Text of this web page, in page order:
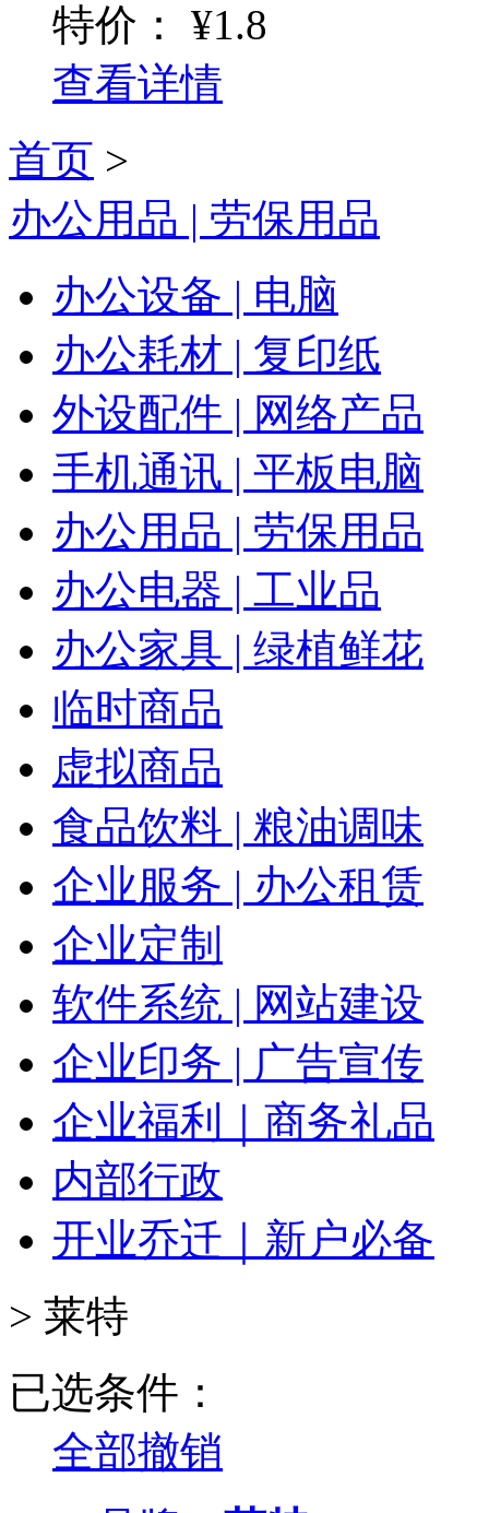
特价：
¥1.8
查看详情
首页 >
办公用品 | 劳保用品
办公设备 | 电脑
办公耗材 | 复印纸
外设配件 | 网络产品
手机通讯 | 平板电脑
办公用品 | 劳保用品
办公电器 | 工业品
办公家具 | 绿植鲜花
临时商品
虚拟商品
食品饮料 | 粮油调味
企业服务 | 办公租赁
企业定制
软件系统 | 网站建设
企业印务 | 广告宣传
企业福利｜商务礼品
内部行政
开业乔迁｜新户必备
> 莱特
已选条件：
全部撤销